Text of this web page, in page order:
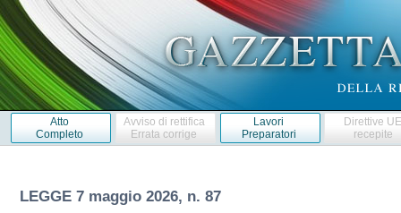
Atto
Completo
Avviso di rettifica
Errata corrige
Lavori
Preparatori
Direttive
recepite
LEGGE 7 maggio 2026, n. 87